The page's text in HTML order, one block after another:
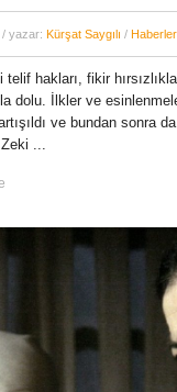
/ yazar: Kürşat Saygılı / Haberler
hakları, fikir
dolu. İlkler ve
ve bundan sonra
...